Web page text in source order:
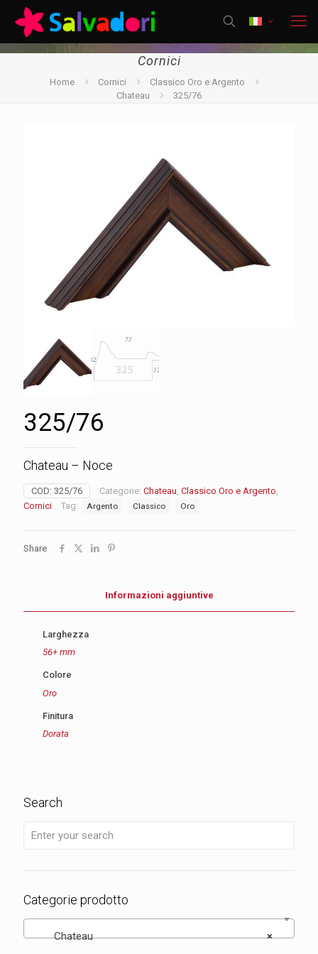
Cornici
Home Cornici
Classico Oro e Argento
Chateau
325/76
325/76
Chateau – Noce
COD: 325/76 Categorie: Chateau, Classico Oro e Argento,
Cornici
Tag: Argento Classico Oro
Share
Informazioni aggiuntive
Larghezza
56+ mm
Colore
Oro
Finitura
Dorata
Search
Categorie prodotto
×
Chateau